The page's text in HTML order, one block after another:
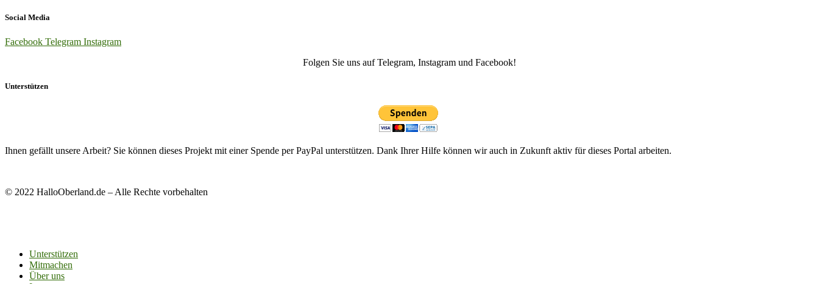
Social Media
Facebook Telegram Instagram
Folgen Sie uns auf Telegram, Instagram und Facebook!
Unterstützen
Ihnen gefällt unsere Arbeit? Sie können dieses Projekt mit einer Spende per PayPal unterstützen. Dank Ihrer Hilfe können wir auch in Zukunft aktiv für dieses Portal arbeiten.
© 2022 HalloOberland.de – Alle Rechte vorbehalten
Unterstützen
Mitmachen
Über uns